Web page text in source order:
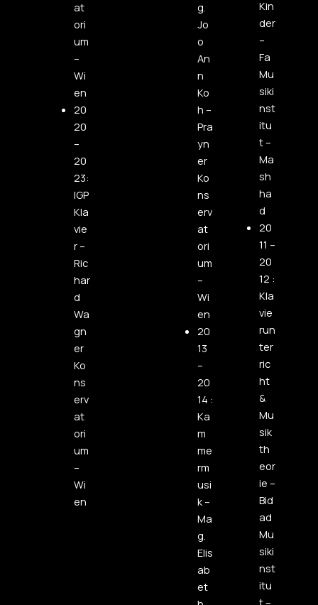
at
ori
um
–
Wi
en
20
20
–
20
23:
IGP
Kla
vie
r –
Ric
har
d
Wa
gn
er
Ko
ns
erv
at
ori
um
–
Wi
en
g.
Jo
o
An
n
Ko
h –
Pra
yn
er
Ko
ns
erv
at
ori
um
–
Wi
en
20
13
–
20
14 :
Ka
m
me
rm
usi
k –
Ma
g.
Elis
ab
et
Kin
der
–
Fa
Mu
siki
nst
itu
t –
Ma
sh
ha
d
20
11 –
20
12 :
Kla
vie
run
ter
ric
ht
&
Mu
sik
th
eor
ie –
Bid
ad
Mu
siki
nst
itu
t –